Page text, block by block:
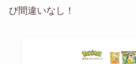
び間違いなし！